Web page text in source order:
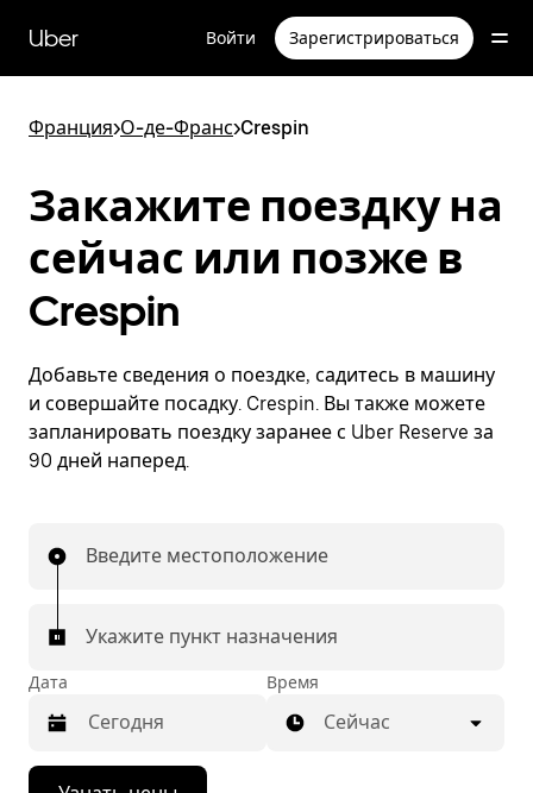
перейти
к
Uber Войти Зарегистрироваться
Франция>О-де-Франс>Crespin
Закажите поездку на
сейчас или позже в
Crespin
Добавьте сведения о поездке, садитесь в машину
и совершайте посадку. Crespin. Вы также можете
запланировать поездку заранее с Uber Reserve за
90 дней наперед.
Введите местоположение
Укажите пункт назначения
Дата
Нажмите
Время
Сейчас